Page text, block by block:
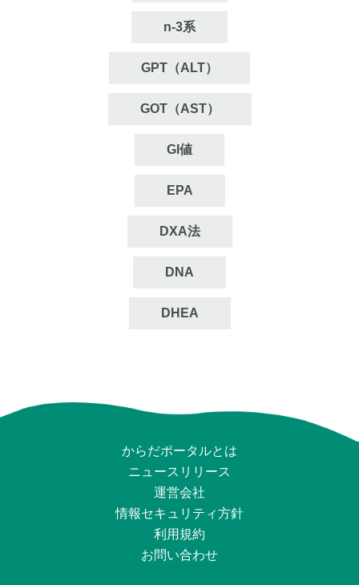
n‐3系
GPT（ALT）
GOT（AST）
GI値
EPA
DXA法
DNA
DHEA
からだポータルとは
ニュースリリース
運営会社
情報セキュリティ⽅針
利用規約
お問い合わせ